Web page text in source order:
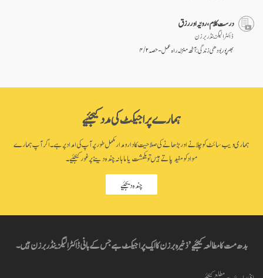
درست کلام، رویّہ اور رزق
ڈاکٹر الیگزینڈر برزن
بھرپور بودھی زندگی: آٹھ منزلہ راہ عمل - حصہ ۲ / ۴
ہمارے پراجیکٹ کی مدد کیجئیے
ہماری ویب سائٹ کو چلانے اور بڑھانے کی صلاحیت کا دارومدار مکمل طور پر آپ کی امداد پر ہے۔ اگر آپ ہمارے
مواد کو مفید پاتے ہیں تو یکمشت یا ماہانہ چندہ دینے پر غور کیجئیے۔
چندہ دیجئیے
بدھ مت کا مطالعہ کیجئیے’ ذخیرہ برزن کا ایک پراجیکٹ ہے جس کے بانی ڈاکٹر الیگزینڈر برزن ہیں۔